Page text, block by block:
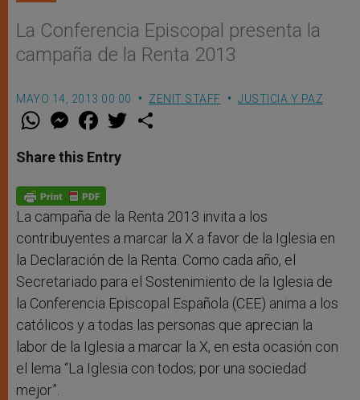
La Conferencia Episcopal presenta la
campaña de la Renta 2013
MAYO 14, 2013 00:00 ZENIT STAFF JUSTICIA Y PAZ
W
t
s
p
p
M
e
s
e
g
e
r
F
a
e
b
o
k
w
Share this Entry
La campaña de la Renta 2013 invita a los
contribuyentes a marcar la X a favor de la Iglesia en
la Declaración de la Renta. Como cada año, el
Secretariado para el Sostenimiento de la Iglesia de
la Conferencia Episcopal Española (CEE) anima a los
católicos y a todas las personas que aprecian la
labor de la Iglesia a marcar la X, en esta ocasión con
el lema “La Iglesia con todos; por una sociedad
mejor”.